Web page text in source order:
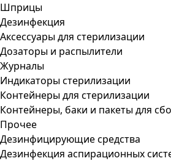
Шприцы
Дезинфекция
Аксессуары для стерилизации
Дозаторы и распылители
Журналы
Индикаторы стерилизации
Контейнеры для стерилизации
Контейнеры, баки и пакеты для
Прочее
Дезинфицирующие средства
Дезинфекция аспирационных